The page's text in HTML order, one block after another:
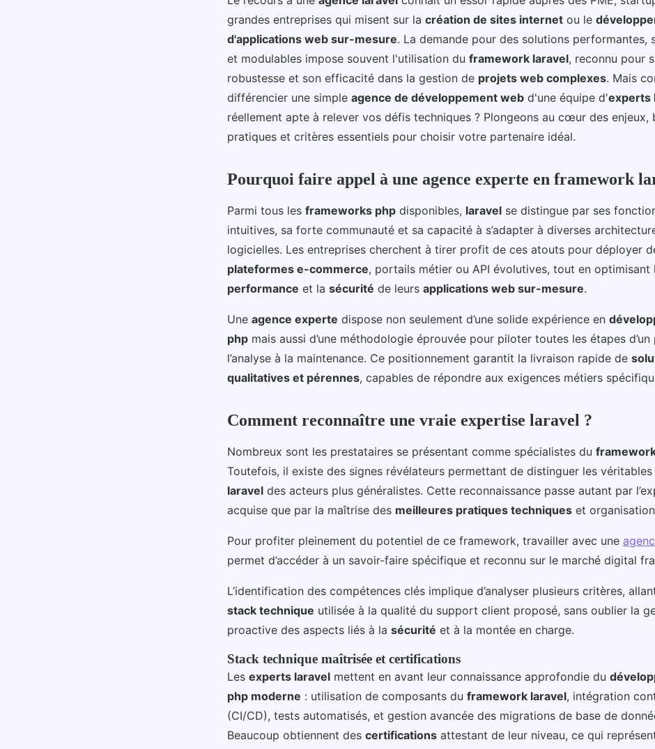
grandes entreprises qui misent sur la création de sites internet ou le
d'applications web sur-mesure. La demande pour des solutions performantes,
et modulables impose souvent l'utilisation du framework laravel, reconnu pour
robustesse et son efficacité dans la gestion de projets web complexes. Mais
différencier une simple agence de développement web d'une équipe d'experts
réellement apte à relever vos défis techniques ? Plongeons au cœur des enjeux,
pratiques et critères essentiels pour choisir votre partenaire idéal.
Pourquoi faire appel à une agence experte en framework
Parmi tous les frameworks php disponibles, laravel se distingue par ses
intuitives, sa forte communauté et sa capacité à s’adapter à diverses
logicielles. Les entreprises cherchent à tirer profit de ces atouts pour déployer
plateformes e-commerce, portails métier ou API évolutives, tout en optimisant
performance et la sécurité de leurs applications web sur-mesure.
Une agence experte dispose non seulement d’une solide expérience en
php mais aussi d’une méthodologie éprouvée pour piloter toutes les étapes
l’analyse à la maintenance. Ce positionnement garantit la livraison rapide de
qualitatives et pérennes, capables de répondre aux exigences métiers
Comment reconnaître une vraie expertise laravel ?
Nombreux sont les prestataires se présentant comme spécialistes du
Toutefois, il existe des signes révélateurs permettant de distinguer les véritables
laravel des acteurs plus généralistes. Cette reconnaissance passe autant par
acquise que par la maîtrise des meilleures pratiques techniques et
Pour profiter pleinement du potentiel de ce framework, travailler avec une
permet d’accéder à un savoir-faire spécifique et reconnu sur le marché digital
L’identification des compétences clés implique d’analyser plusieurs critères,
stack technique utilisée à la qualité du support client proposé, sans oublier la
proactive des aspects liés à la sécurité et à la montée en charge.
Stack technique maîtrisée et certifications
Les experts laravel mettent en avant leur connaissance approfondie du
php moderne : utilisation de composants du framework laravel, intégration
(CI/CD), tests automatisés, et gestion avancée des migrations de base de
Beaucoup obtiennent des certifications attestant de leur niveau, ce qui